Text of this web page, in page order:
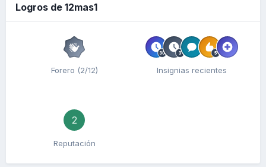
Logros de 12mas1
Forero (2/12) Insignias recientes
2
Reputación